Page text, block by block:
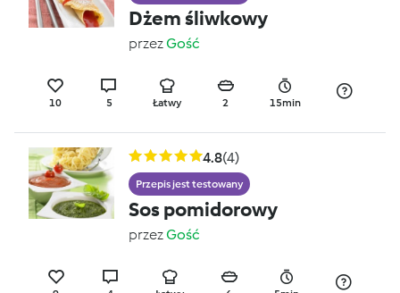
Dżem śliwkowy
przezGość
10 5 Łatwy 2 15min
4.8(4)
Przepis jest testowany
Sos pomidorowy
przezGość